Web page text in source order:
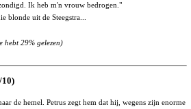
Ik heb m'n vrouw bedrogen."
blonde uit de Steegstra...
hebt 29% gelezen)
10)
de hemel. Petrus zegt hem dat hij, wegens zijn enorme